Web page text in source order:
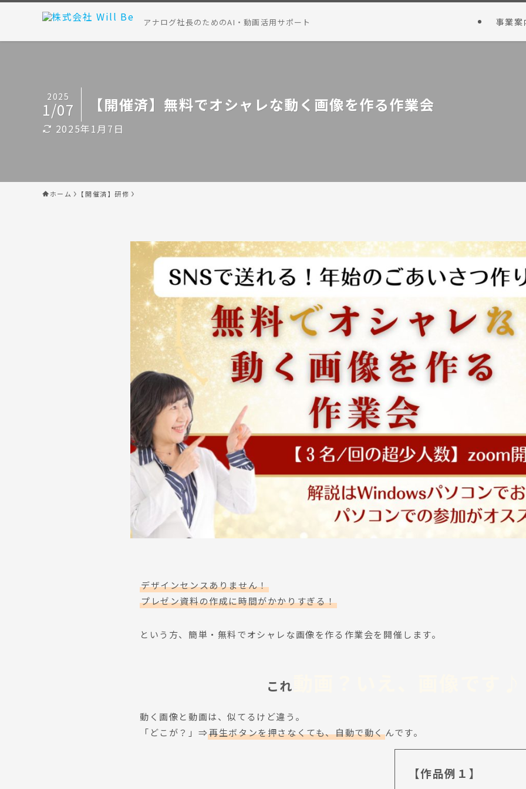
アナログ社長のためのAI・動画活用サポート 事業案
【開催済】無料でオシャレな動く画像を作る作業会
2025
1/07
2025年1月7日
ホーム 【開催済】研修
デザインセンスありません！
プレゼン資料の作成に時間がかかりすぎる！
という方、簡単・無料でオシャレな画像を作る作業会を開催します。
これ
動く画像と動画は、似てるけど違う。
「どこが？」⇒再生ボタンを押さなくても、自動で動くんです。
【作品例１】